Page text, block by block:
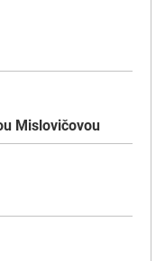
Mislovičovou